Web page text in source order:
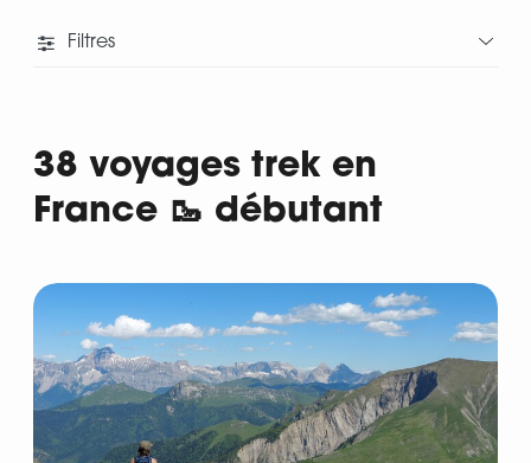
Filtres
Départ
38 voyages trek en
France 🥾 débutant